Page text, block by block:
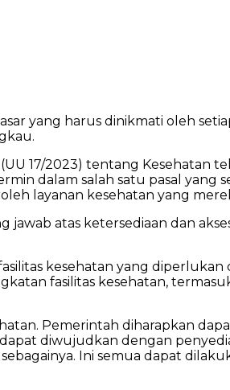
yang harus dinikmati oleh
17/2023) tentang Kesehatan
dalam salah satu pasal yang
layanan kesehatan yang
atas ketersediaan dan
kesehatan yang diperlukan
fasilitas kesehatan,
Pemerintah diharapkan
diwujudkan dengan
Ini semua dapat